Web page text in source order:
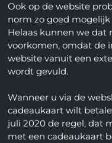
Ook op de website
norm zo goed
Helaas kunnen we dat
voorkomen, omdat de
website vanuit een
wordt gevuld.
Wanneer u via de
cadeaukaart wilt
juli 2020 de regel, dat
met een cadeaukaart